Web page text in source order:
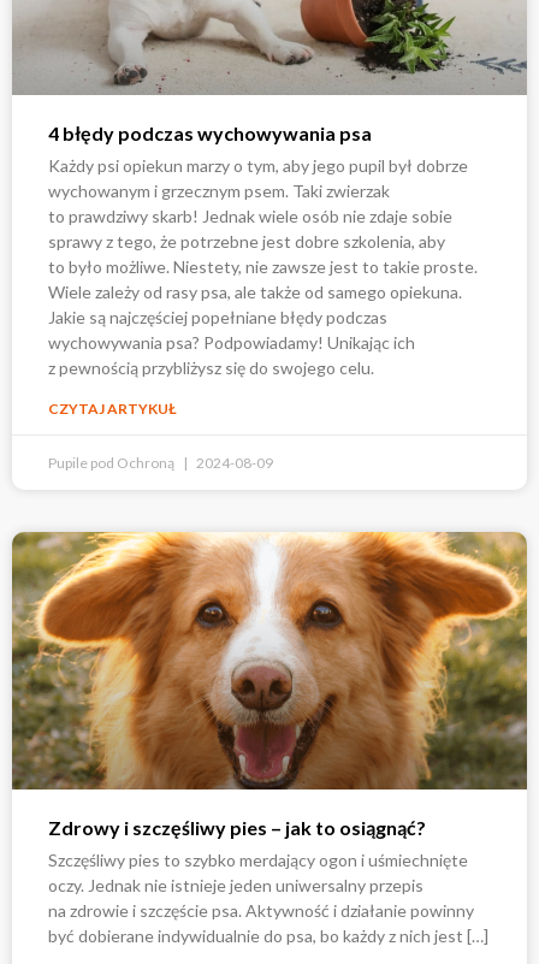
4 błędy podczas wychowywania psa
Każdy psi opiekun marzy o tym, aby jego pupil był dobrze
wychowanym i grzecznym psem. Taki zwierzak
to prawdziwy skarb! Jednak wiele osób nie zdaje sobie
sprawy z tego, że potrzebne jest dobre szkolenia, aby
to było możliwe. Niestety, nie zawsze jest to takie proste.
Wiele zależy od rasy psa, ale także od samego opiekuna.
Jakie są najczęściej popełniane błędy podczas
wychowywania psa? Podpowiadamy! Unikając ich
z pewnością przybliżysz się do swojego celu.
CZYTAJ ARTYKUŁ
Pupile pod Ochroną 2024-08-09
Zdrowy i szczęśliwy pies – jak to osiągnąć?
Szczęśliwy pies to szybko merdający ogon i uśmiechnięte
oczy. Jednak nie istnieje jeden uniwersalny przepis
na zdrowie i szczęście psa. Aktywność i działanie powinny
być dobierane indywidualnie do psa, bo każdy z nich jest […]